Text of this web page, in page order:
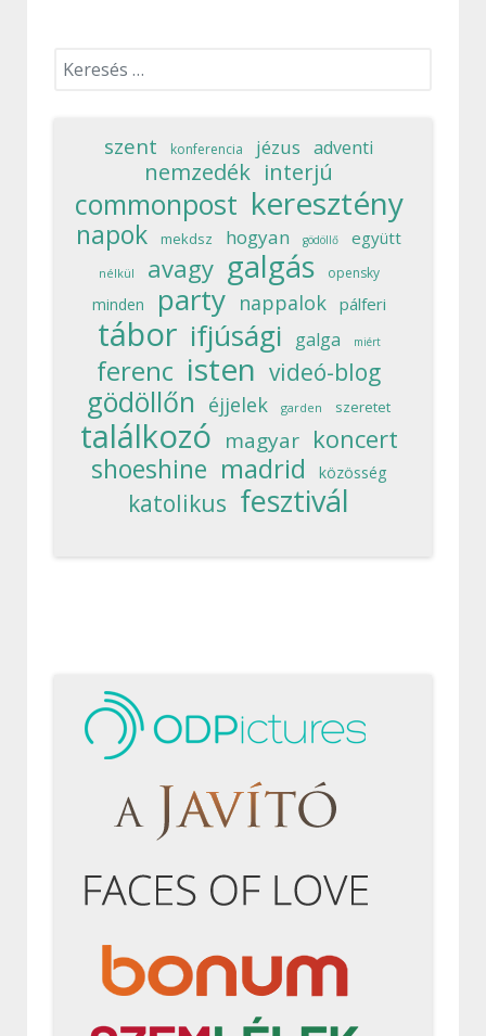
Keresés...
szent konferencia jézus adventi
nemzedék interjú
commonpost keresztény
napok mekdsz hogyan gödöllő együtt
nélkül avagy galgás opensky
minden party nappalok pálferi
tábor ifjúsági galga miért
ferenc isten videó-blog
gödöllőn éjjelek garden szeretet
találkozó magyar koncert
shoeshine madrid közösség
katolikus fesztivál